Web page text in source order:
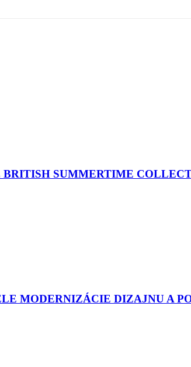
BRITISH SUMMERTIME
MODERNIZÁCIE DIZAJNU A